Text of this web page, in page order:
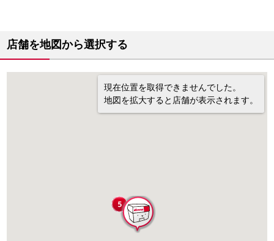
店舗を地図から選択する
現在位置を取得できませんでした。
地図を拡大すると店舗が表示されます。